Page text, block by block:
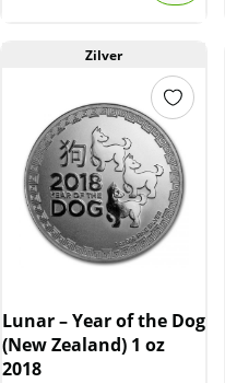
Zilver
Lunar – Year of the Dog
(New Zealand) 1 oz
2018